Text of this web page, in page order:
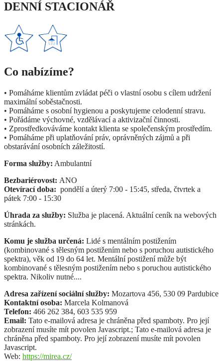
DENNÍ STACIONÁŘ
Co nabízíme?
• Pomáháme klientům zvládat péči o vlastní osobu s cílem udržení
maximální soběstačnosti.
• Pomáháme s osobní hygienou a poskytujeme celodenní stravu.
• Pořádáme výchovné, vzdělávací a aktivizační činnosti.
• Zprostředkováváme kontakt klienta se společenským prostředím.
• Pomáháme při uplatňování práv, oprávněných zájmů a při
obstarávání osobních záležitostí.
Forma služby: Ambulantní
Bezbariérovost: ANO
Otevírací doba: pondělí a úterý 7:00 - 15:45, středa, čtvrtek a
pátek 7:00 - 15:30
Úhrada za služby: Služba je placená. Aktuální ceník na webových
stránkách.
Komu je služba určená: Lidé s mentálním postižením
(kombinované s tělesným postižením nebo s poruchou autistického
spektra), věk od 19 do 64 let. Mentální postižení může být
kombinované s tělesným postižením nebo s poruchou autistického
spektra. Nikoliv nutné....
Adresa zařízení sociální služby: Mozartova 456, 530 09 Pardubice
Kontaktní osoba: Marcela Kolmanová
Telefon: 466 262 384, 603 535 959
Email: Tato e-mailová adresa je chráněna před spamboty. Pro její
zobrazení musíte mít povolen Javascript.; Tato e-mailová adresa je
chráněna před spamboty. Pro její zobrazení musíte mít povolen
Javascript.
Web: https://mirea.cz/